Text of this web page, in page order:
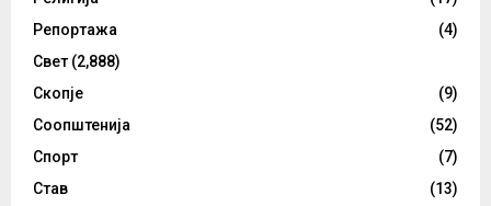
Репортажа
(4)
Свет (2,888)
Скопје
(9)
Соопштенија
(52)
Спорт
(7)
Став
(13)